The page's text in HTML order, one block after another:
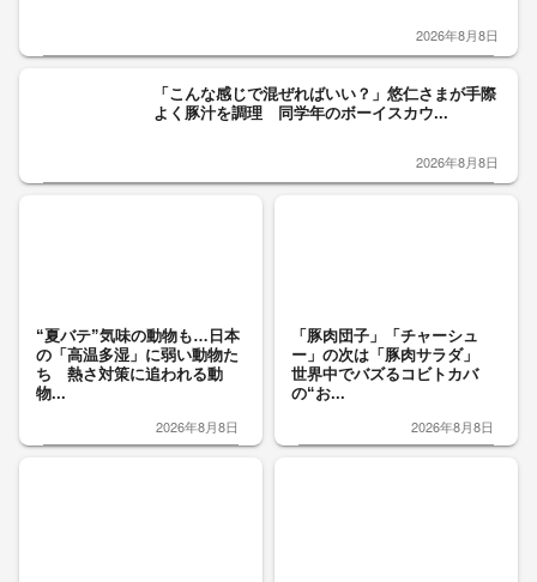
2026年8月8日
「こんな感じで混ぜればいい？」悠仁さまが手際
よく豚汁を調理 同学年のボーイスカウ...
2026年8月8日
“夏バテ”気味の動物も…日本
の「高温多湿」に弱い動物た
ち 熱さ対策に追われる動
物...
2026年8月8日
「豚肉団子」「チャーシュ
ー」の次は「豚肉サラダ」
世界中でバズるコビトカバ
の“お...
2026年8月8日